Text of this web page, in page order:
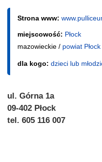
Strona www:
miejscowość: Płock
mazowieckie / powiat Płock
dla kogo: dzieci lub
ul. Górna 1a
09-402 Płock
tel. 605 116 007